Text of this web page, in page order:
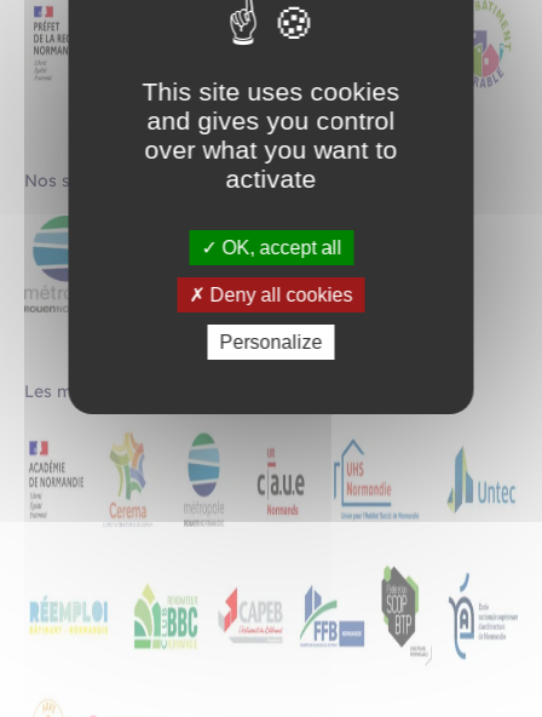
Nos soutiens financiers :
Les membres du collectif :
This site uses cookies
and gives you control
over what you want to
activate
OK, accept all
Deny all cookies
Personalize